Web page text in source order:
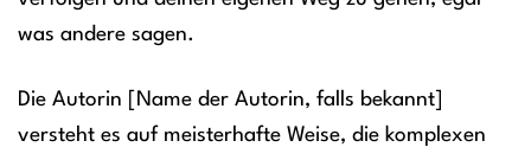
was andere sagen.
Die Autorin [Name der Autorin, falls bekannt]
versteht es auf meisterhafte Weise, die komplexen